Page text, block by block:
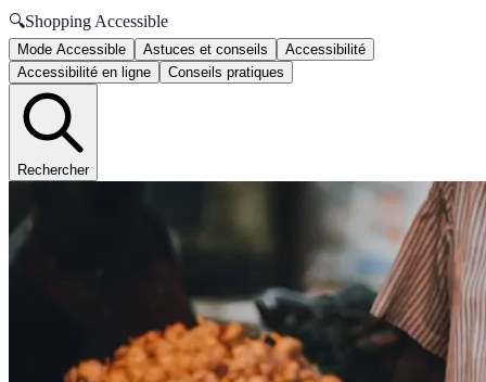
🔍Shopping Accessible
Mode Accessible Astuces et conseils
Accessibilité
Accessibilité en ligne
Conseils pratiques
Rechercher